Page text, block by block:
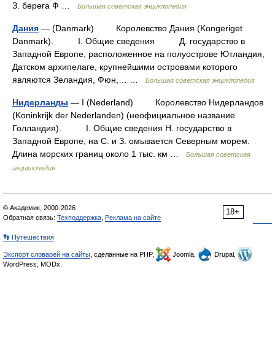
З. берега Ф …
Большая советская энциклопедия
Дания — (Danmark) Королевство Дания (Kongeriget
Danmark). I. Общие сведения Д. государство в
Западной Европе, расположенное на полуострове Ютландия,
Датском архипелаге, крупнейшими островами которого
являются Зеландия, Фюн,… …
Большая советская энциклопедия
Нидерланды — I (Nederland) Королевство Нидерландов
(Koninkrijk der Nederlanden) (неофициальное название
Голландия). I. Общие сведения Н. государство в
Западной Европе, на С. и З. омывается Северным морем.
Длина морских границ около 1 тыс. км …
Большая советская
энциклопедия
18+
© Академик, 2000-2026
Обратная связь: Техподдержка Реклама на сайте
👣 Путешествия
Экспорт словарей на сайты , сделанные на PHP, Joomla,
Drupal,
WordPress, MODx.